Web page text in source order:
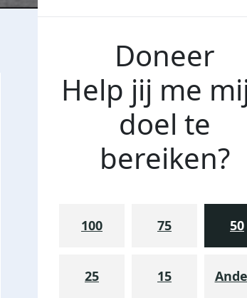
Doneer
Help jij me
doel te
bereiken?
100 75 50
25 15